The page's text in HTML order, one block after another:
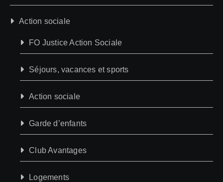
Action sociale
FO Justice Action Sociale
Séjours, vacances et sports
Action sociale
Garde d’enfants
Club Avantages
Logements